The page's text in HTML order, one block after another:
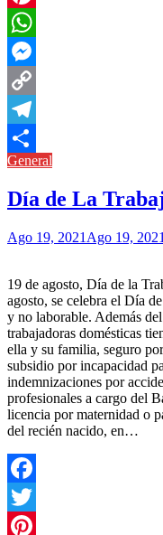
Pinterest
WhatsApp
Messenger
Copy
Link
Telegram
Compartir
General
Día de La
Ago 19, 2021 Ago 19, 2021
19 de agosto, Día de la
agosto, se celebra el Día
y no laborable. Además
trabajadoras domésticas
ella y su familia, seguro
subsidio por incapacidad
indemnizaciones por
profesionales a cargo del
licencia por maternidad o
del recién nacido, en…
Facebook
Twitter